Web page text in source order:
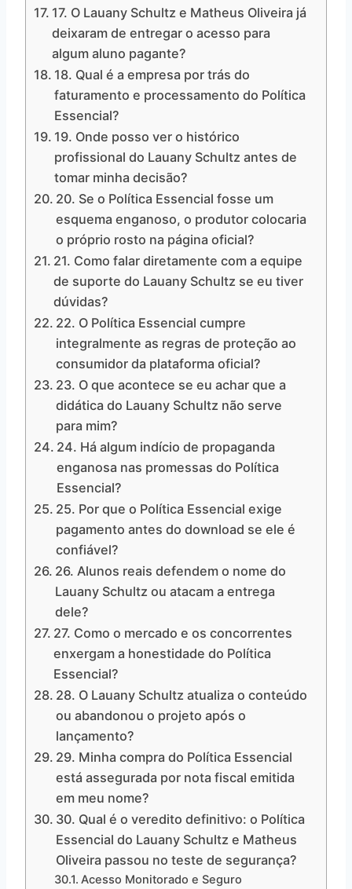
17. O Lauany Schultz e Matheus Oliveira já
deixaram de entregar o acesso para
algum aluno pagante?
18. Qual é a empresa por trás do
faturamento e processamento do Política
Essencial?
19. Onde posso ver o histórico
profissional do Lauany Schultz antes de
tomar minha decisão?
20. Se o Política Essencial fosse um
esquema enganoso, o produtor colocaria
o próprio rosto na página oficial?
21. Como falar diretamente com a equipe
de suporte do Lauany Schultz se eu tiver
dúvidas?
22. O Política Essencial cumpre
integralmente as regras de proteção ao
consumidor da plataforma oficial?
23. O que acontece se eu achar que a
didática do Lauany Schultz não serve
para mim?
24. Há algum indício de propaganda
enganosa nas promessas do Política
Essencial?
25. Por que o Política Essencial exige
pagamento antes do download se ele é
confiável?
26. Alunos reais defendem o nome do
Lauany Schultz ou atacam a entrega
dele?
27. Como o mercado e os concorrentes
enxergam a honestidade do Política
Essencial?
28. O Lauany Schultz atualiza o conteúdo
ou abandonou o projeto após o
lançamento?
29. Minha compra do Política Essencial
está assegurada por nota fiscal emitida
em meu nome?
30. Qual é o veredito definitivo: o Política
Essencial do Lauany Schultz e Matheus
Oliveira passou no teste de segurança?
Acesso Monitorado e Seguro